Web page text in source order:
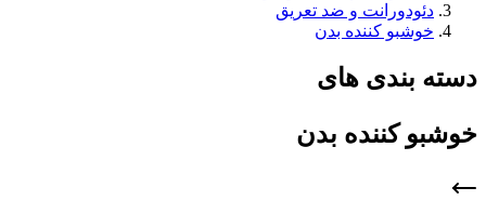
دئودورانت و ضد تعریق
خوشبو کننده بدن
دسته بندی های
خوشبو کننده بدن